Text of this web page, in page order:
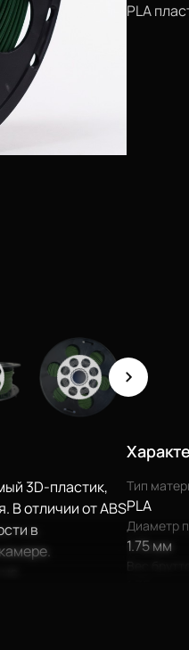
PLA
3D-пластик,
В отличии от ABS
в
Тип
PLA
Диаметр
1.75 мм
Вес брутто